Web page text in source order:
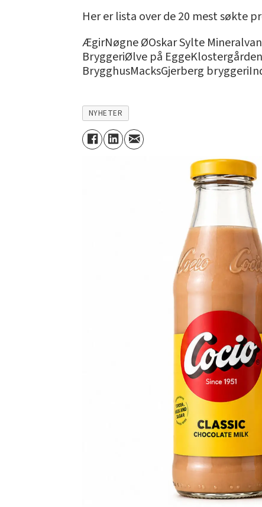
Her er lista over de 20 mest søkte
ÆgirNøgne ØOskar Sylte
BryggeriØlve på
BrygghusMacksGjerberg
NYHETER